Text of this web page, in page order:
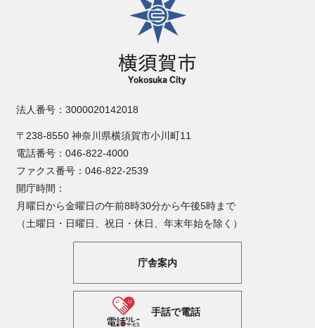
法人番号：3000020142018
〒238-8550 神奈川県横須賀市小川町11
電話番号：046-822-4000
ファクス番号：046-822-2539
開庁時間：
月曜日から金曜日の午前8時30分から午後5時まで
（土曜日・日曜日、祝日・休日、年末年始を除く）
庁舎案内
手話で電話